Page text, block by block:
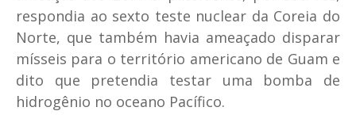
respondia ao sexto teste nuclear da Coreia do
Norte, que também havia ameaçado disparar
mísseis para o território americano de Guam e
dito que pretendia testar uma bomba de
hidrogênio no oceano Pacífico.